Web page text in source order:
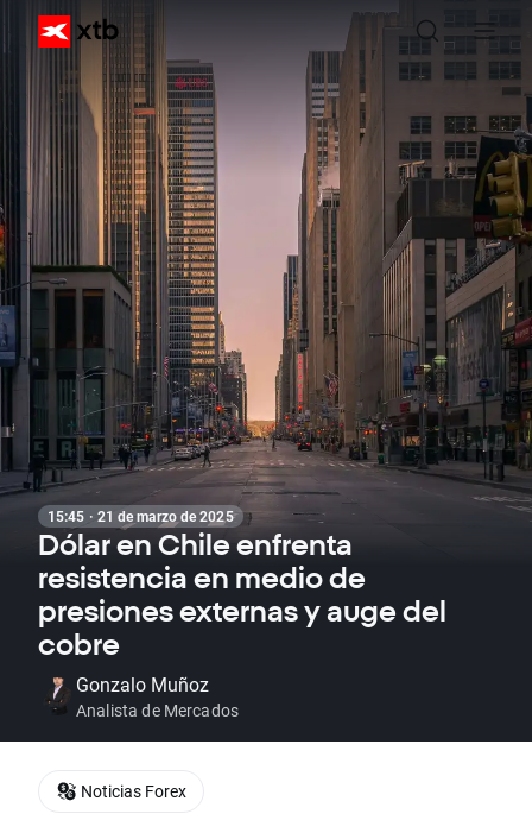
15:45 · 21 de marzo de 2025
Dólar en Chile enfrenta
resistencia en medio de
presiones externas y auge del
cobre
Gonzalo Muñoz
Analista de Mercados
Noticias Forex